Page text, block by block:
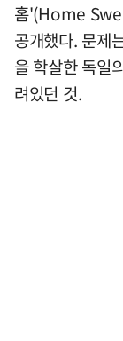
홈'(Home
공개했다. 문제
을 학살한 독일
려있던 것.